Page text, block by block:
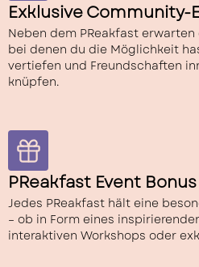
Exklusive Community-
Neben dem PReakfast
bei denen du die Möglichkeit
vertiefen und Freundschaften
knüpfen.
PReakfast Event Bonus
Jedes PReakfast hält eine
– ob in Form eines
interaktiven Workshops oder